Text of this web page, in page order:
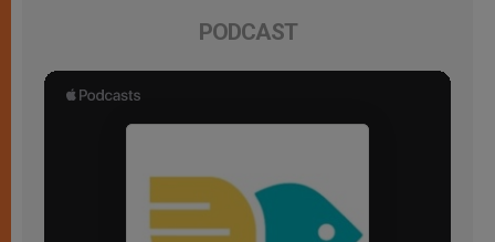
PODCAST